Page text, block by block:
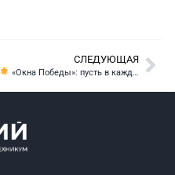
СЛЕДУЮЩАЯ
«Окна Победы»: пусть в каждом окне живёт память о героях!